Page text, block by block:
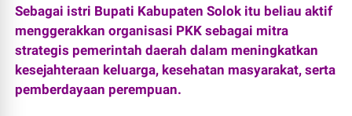
Sebagai istri Bupati Kabupaten Solok itu beliau aktif
menggerakkan organisasi PKK sebagai mitra
strategis pemerintah daerah dalam meningkatkan
kesejahteraan keluarga, kesehatan masyarakat, serta
pemberdayaan perempuan.